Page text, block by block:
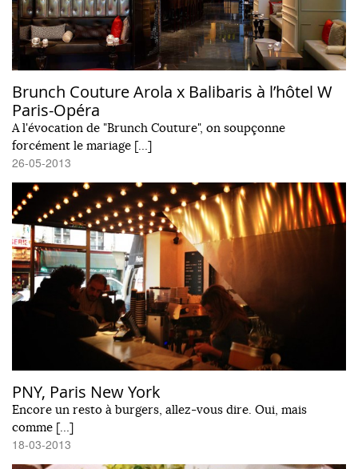
Brunch Couture Arola x Balibaris à l’hôtel W
Paris-Opéra
A l'évocation de "Brunch Couture", on soupçonne
forcément le mariage […]
26-05-2013
PNY, Paris New York
Encore un resto à burgers, allez-vous dire. Oui, mais
comme […]
18-03-2013